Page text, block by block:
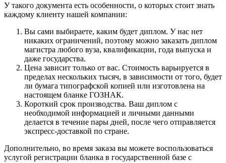
У такого документа есть особенности, о которых стоит знать
каждому клиенту нашей компании:
Вы сами выбираете, каким будет диплом. У нас нет
никаких ограничений, поэтому можно заказать диплом
магистра любого вуза, квалификации, года выпуска и
даже государства.
Цена зависит только от вас. Стоимость варьируется в
пределах нескольких тысяч, в зависимости от того, будет
ли бумага типографской копией или изготовлена на
настоящем бланке ГОЗНАК.
Короткий срок производства. Ваш диплом с
необходимой информацией и личными данными
делается в течение пары дней, после чего отправляется
экспресс-доставкой по стране.
Дополнительно, во время заказа вы можете воспользоваться
услугой регистрации бланка в государственной базе с